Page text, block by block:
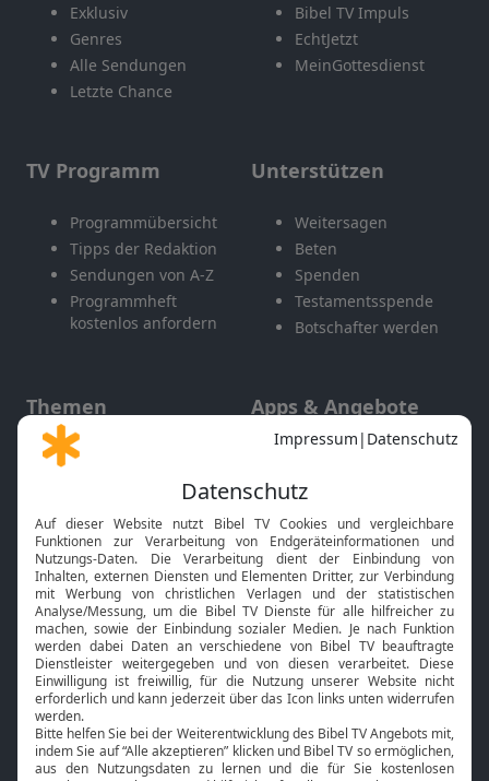
Exklusiv
Genres
Alle Sendungen
Letzte Chance
Bibel TV Impuls
EchtJetzt
MeinGottesdienst
TV Programm
Programmübersicht
Tipps der Redaktion
Sendungen von A-Z
Programmheft
kostenlos anfordern
Unterstützen
Weitersagen
Beten
Spenden
Testamentsspende
Botschafter werden
Themen
Gott und Bibel erklärt
Neuigkeiten
Apps & Angebote
Mobile App
Smart TV
HbbTV
Bibelthek Online-Bibel
Nächster Gottesdienst
Bibel TV
Über uns
Jobs
Service
Kontakt
TV-Empfang